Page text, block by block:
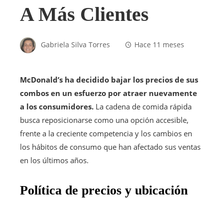
A Más Clientes
Gabriela Silva Torres Hace 11 meses
McDonald’s ha decidido bajar los precios de sus
combos en un esfuerzo por atraer nuevamente
a los consumidores. La cadena de comida rápida
busca reposicionarse como una opción accesible,
frente a la creciente competencia y los cambios en
los hábitos de consumo que han afectado sus ventas
en los últimos años.
Política de precios y ubicación